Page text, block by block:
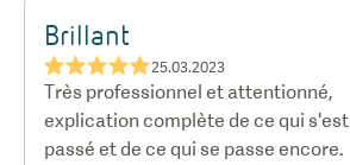
Brillant
★★★★★25.03.2023
Très professionnel et attentionné,
explication complète de ce qui s'est
passé et de ce qui se passe encore.